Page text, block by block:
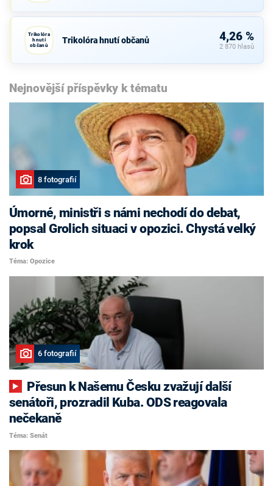
Trikolóra
hnutí
občanů
Trikolóra hnutí občanů 4,26 %
2 870 hlasů
Nejnovější příspěvky k tématu
8 fotografií
Úmorné, ministři s námi nechodí do debat,
popsal Grolich situaci v opozici. Chystá velký
krok
Téma: Opozice
6 fotografií
senátoři, prozradil Kuba. ODS reagovala
nečekaně
Téma: Senát